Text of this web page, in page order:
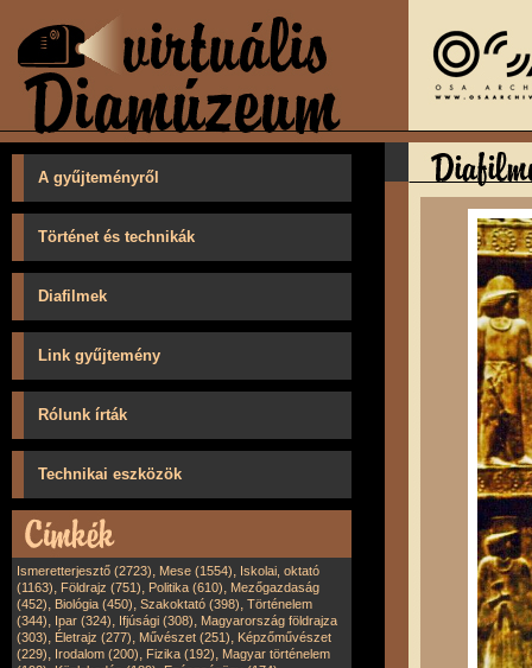
A gyűjteményről
Történet és technikák
Diafilmek
Link gyűjtemény
Rólunk írták
Technikai eszközök
Ismeretterjesztő (2723), Mese (1554), Iskolai, oktató
(1163), Földrajz (751), Politika (610), Mezőgazdaság
(452), Biológia (450), Szakoktató (398), Történelem
(344), Ipar (324), Ifjúsági (308), Magyarország földrajza
(303), Életrajz (277), Művészet (251), Képzőművészet
(229), Irodalom (200), Fizika (192), Magyar történelem